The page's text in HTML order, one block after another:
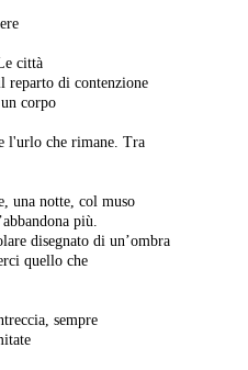
città
reparto di contenzione
corpo
l'urlo che rimane. Tra
una notte, col muso
più.
disegnato di un’ombra
quello che
sempre